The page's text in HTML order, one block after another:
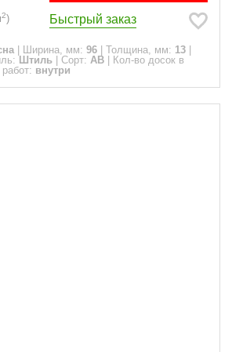
2) Быстрый заказ
Ширина, мм: 96 Толщина, мм: 13
Штиль Сорт: АВ
Кол-во досок в
внутри